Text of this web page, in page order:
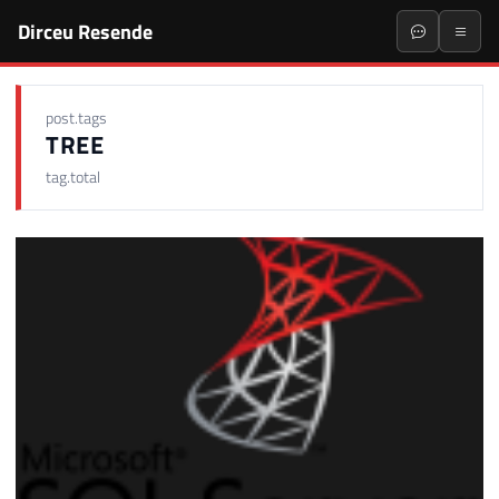
Dirceu Resende
post.tags
TREE
tag.total